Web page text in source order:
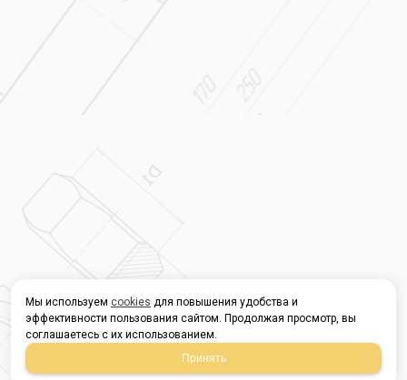
Мы используем cookies для повышения удобства и
эффективности пользования сайтом. Продолжая просмотр, вы
соглашаетесь с их использованием.
Принять